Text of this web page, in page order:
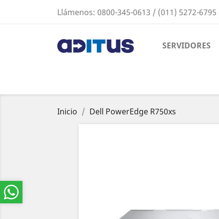
Llámenos: 0800-345-0613 / (011) 5272-6795
SERVIDORES
Inicio Dell PowerEdge R750xs